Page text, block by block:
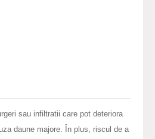
sau infiltratii care pot deteriora
daune majore. În plus, riscul de a